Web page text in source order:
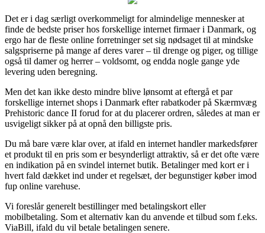
Det er i dag særligt overkommeligt for almindelige mennesker at
finde de bedste priser hos forskellige internet firmaer i Danmark, og
ergo har de fleste online forretninger set sig nødsaget til at mindske
salgspriserne på mange af deres varer – til drenge og piger, og tillige
også til damer og herrer – voldsomt, og endda nogle gange yde
levering uden beregning.
Men det kan ikke desto mindre blive lønsomt at eftergå et par
forskellige internet shops i Danmark efter rabatkoder på Skærmvæg
Prehistoric dance II forud for at du placerer ordren, således at man er
usvigeligt sikker på at opnå den billigste pris.
Du må bare være klar over, at ifald en internet handler markedsfører
et produkt til en pris som er besynderligt attraktiv, så er det ofte være
en indikation på en svindel internet butik. Betalinger med kort er i
hvert fald dækket ind under et regelsæt, der begunstiger køber imod
fup online varehuse.
Vi foreslår generelt bestillinger med betalingskort eller
mobilbetaling. Som et alternativ kan du anvende et tilbud som f.eks.
ViaBill, ifald du vil betale betalingen senere.